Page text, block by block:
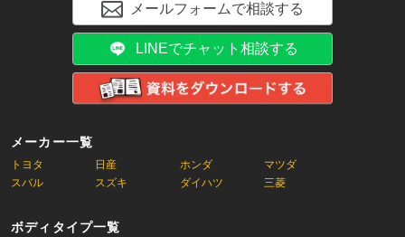
メーカー一覧
トヨタ 日産 ホンダ
マツダ
スバル
スズキ ダイハツ 三菱
ボディタイプ一覧
メールフォームで相談する
LINEでチャット相談する